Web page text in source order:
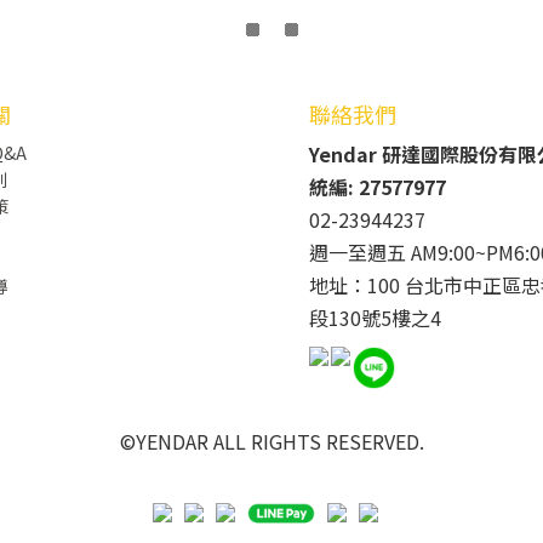
聯絡我們
Yendar 研達國際股份有限
統編: 27577977
02-23944237
週一至週五
地址：100 台北市中正區
段130號5樓之4
©YENDAR ALL RIGHTS RESERVED.